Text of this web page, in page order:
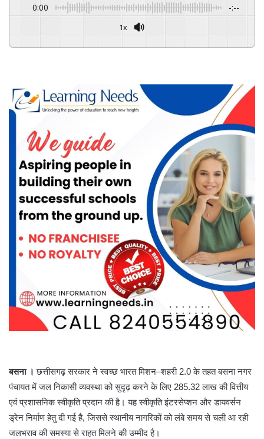
0:00 -:--
1x
बसना । छत्तीसगढ़ सरकार ने स्वच्छ भारत मिशन–शहरी 2.0 के तहत बसना नगर
पंचायत में जल निकासी व्यवस्था को सुदृढ़ करने के लिए 285.32 लाख की वित्तीय
एवं प्रशासनिक स्वीकृति प्रदान की है। यह स्वीकृति इंटरसेप्शन और डायवर्सन
ड्रेन निर्माण हेतु दी गई है, जिससे स्थानीय नागरिकों को लंबे समय से चली आ रही
जलभराव की समस्या से राहत मिलने की उम्मीद है।